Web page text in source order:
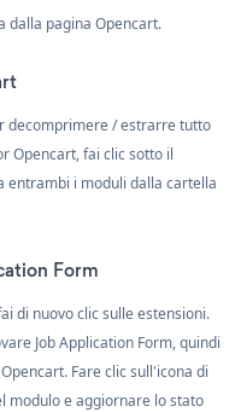
dalla pagina Opencart.
decomprimere / estrarre tutto
Opencart, fai clic sotto il
entrambi i moduli dalla cartella
Form
di nuovo clic sulle estensioni.
Job Application Form, quindi
Fare clic sull'icona di
modulo e aggiornare lo stato